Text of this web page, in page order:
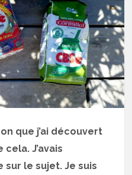
que j’ai découvert
J’avais
sur le sujet. Je suis